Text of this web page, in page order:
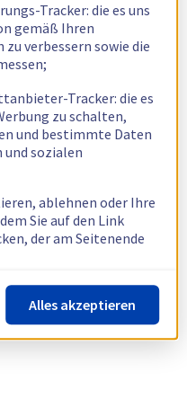
Tracker: die es uns
gemäß Ihren
verbessern sowie die
Tracker: die es
zu schalten,
und bestimmte Daten
sozialen
ablehnen oder Ihre
Sie auf den Link
der am Seitenende
in unsererRichtlinie
Alles akzeptieren